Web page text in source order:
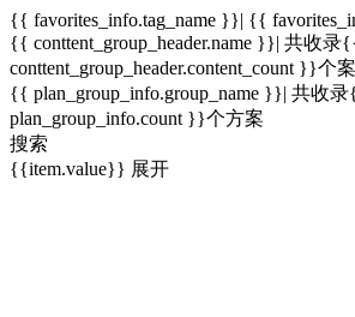
{{ favorites_info.tag_name }}| {{
{{ conttent_group_header.name }}| 共收录
conttent_group_header.content_count }}个
{{ plan_group_info.group_name }}| 共收
plan_group_info.count }}个方案
搜索
{{item.value}} 展开